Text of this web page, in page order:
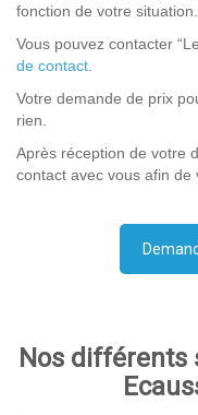
fonction de votre situation.
Vous pouvez contacter
de contact.
Votre demande de prix
rien.
Après réception de votre
contact avec vous afin
Nos différents